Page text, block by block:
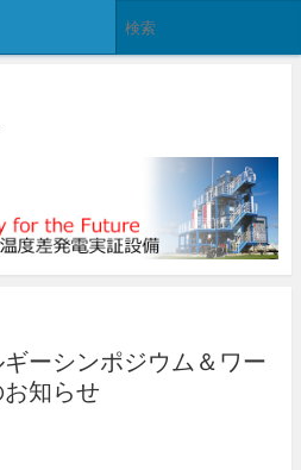
ギーシンポジウム＆ワー
知らせ